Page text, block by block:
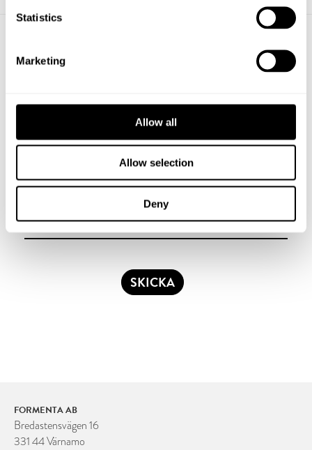
Statistics
Marketing
Allow all
Allow selection
Deny
PRENUMERERA PÅ VÅRT NYHETSBREV
Få löpande information om nya produkter,
utveckling och nyheter. Välj minst ett av våra tre
produktområden.
Belysningsstolpar
SKICKA
FORMENTA AB
Bredastensvägen 16
331 44 Värnamo